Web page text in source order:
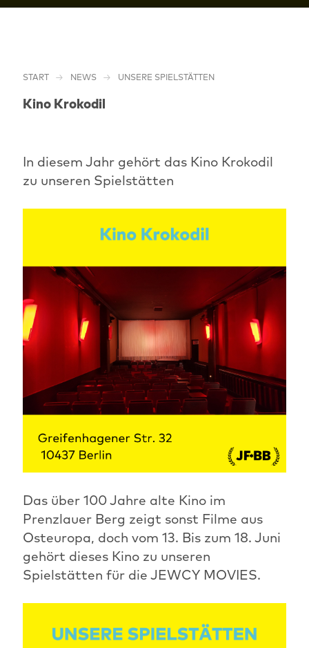
START NEWS UNSERE SPIELSTÄTTEN
Kino Krokodil
In diesem Jahr gehört das Kino Krokodil
zu unseren Spielstätten
Das über 100 Jahre alte Kino im
Prenzlauer Berg zeigt sonst Filme aus
Osteuropa, doch vom 13. Bis zum 18. Juni
gehört dieses Kino zu unseren
Spielstätten für die JEWCY MOVIES.